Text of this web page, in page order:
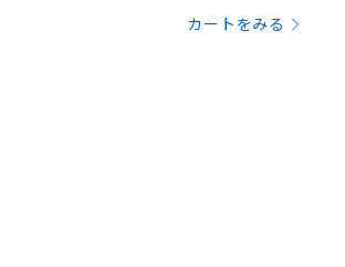
カートをみる